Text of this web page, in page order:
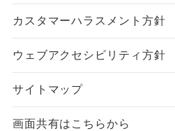
カスタマーハラスメント方針
ウェブアクセシビリティ方針
サイトマップ
画面共有はこちらから